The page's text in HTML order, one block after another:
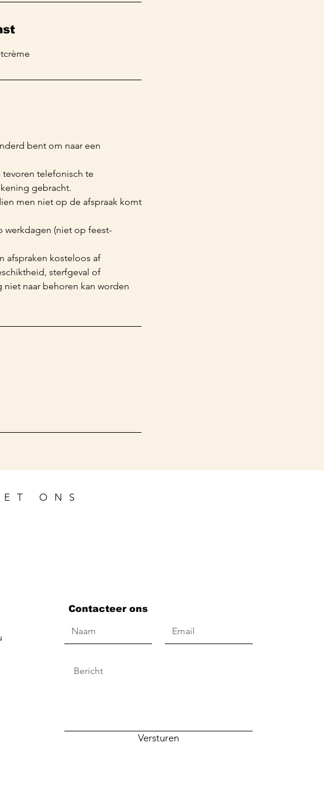
bent om naar een
tevoren telefonisch te
gebracht.
men niet op de afspraak komt
werkdagen (niet op feest-
afspraken kosteloos af
sterfgeval of
naar behoren kan worden
ONS
Contacteer ons
Versturen